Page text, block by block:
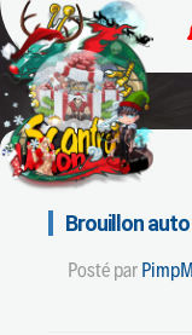
Brouillon auto
Posté par